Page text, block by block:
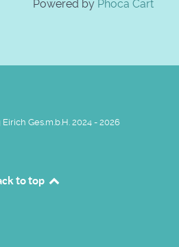
Powered by Phoca Cart
Ges.m.b.H. 2024 - 2026
to top